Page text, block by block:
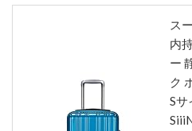
ス
内
ー
ク
Sサ